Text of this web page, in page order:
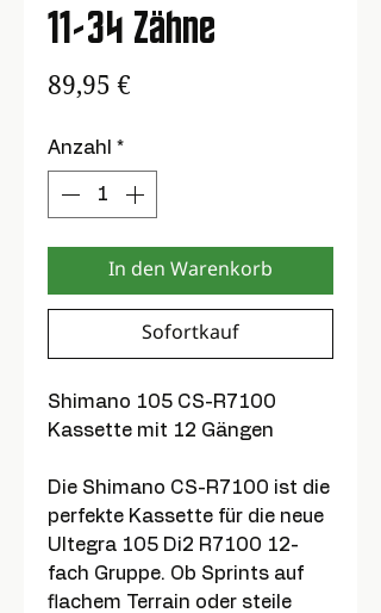
11-34 Zähne
89,95 €
Anzahl *
In den Warenkorb
Sofortkauf
Shimano 105 CS-R7100
Kassette mit 12 Gängen
Die Shimano CS-R7100 ist die
perfekte Kassette für die neue
Ultegra 105 Di2 R7100 12-
fach Gruppe. Ob Sprints auf
flachem Terrain oder steile